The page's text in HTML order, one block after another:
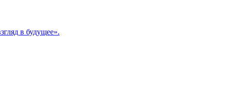
в будущее».